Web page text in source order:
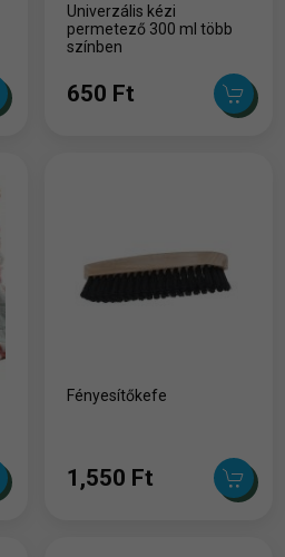
Univerzális kézi
permetező 300 ml több
színben
650 Ft
Fényesítőkefe
1,550 Ft